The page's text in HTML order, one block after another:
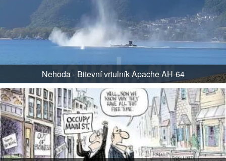
Nehoda - Bitevní vrtulník Apache AH-64